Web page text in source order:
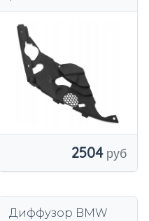
верхняя решетка
радиатора, правые
фонари, BMW 3
G20 G21
2504
Диффузор BMW